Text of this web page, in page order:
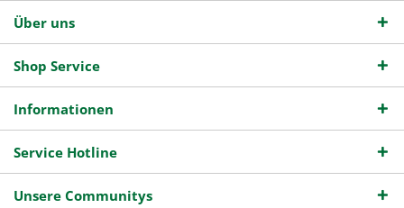
Über uns
Shop Service
Informationen
Service Hotline
Unsere Communitys